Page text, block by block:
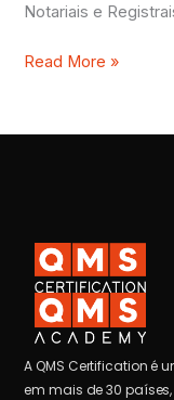
Notariais e
Read More »
A QMS Certification é
em mais de 30